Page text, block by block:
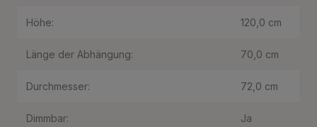
Höhe: 120,0 cm
Länge der Abhängung: 70,0 cm
Durchmesser: 72,0 cm
Dimmbar: Ja